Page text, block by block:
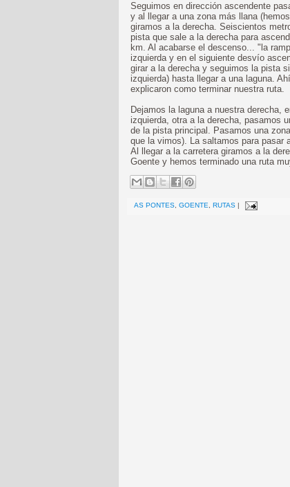
Seguimos en dirección ascendente
y al llegar a una zona más llana
giramos a la derecha. Seiscientos
pista que sale a la derecha para
km. Al acabarse el descenso... "la
izquierda y en el siguiente desvío
girar a la derecha y seguimos la pista
izquierda) hasta llegar a una laguna.
explicaron como terminar nuestra ruta.
Dejamos la laguna a nuestra derecha,
izquierda, otra a la derecha, pasamos
de la pista principal. Pasamos una
que la vimos). La saltamos para pasar
Al llegar a la carretera giramos a la
Goente y hemos terminado una ruta
AS PONTES GOENTE RUTAS |